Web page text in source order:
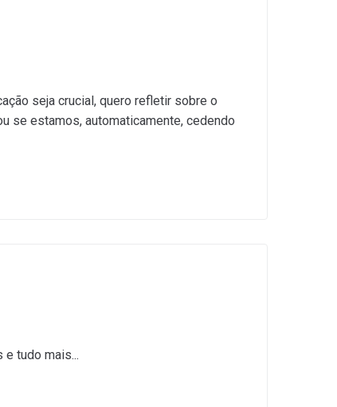
seja crucial, quero refletir sobre o
se estamos, automaticamente, cedendo
tudo mais...